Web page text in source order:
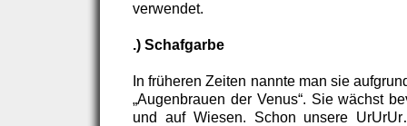
verwendet.
.) Schafgarbe
In früheren Zeiten nannte man sie
„Augenbrauen der Venus“. Sie wächst
und auf Wiesen. Schon unsere